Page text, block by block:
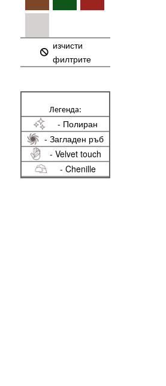
изчисти
филтрите
Легенда:
- Полиран
- Загладен ръб
- Velvet touch
- Chenille